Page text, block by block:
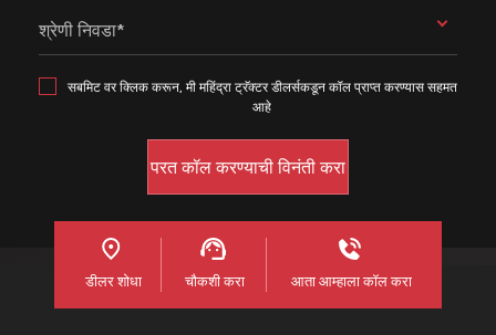
श्रेणी निवडा*
सबमिट वर क्लिक करून, मी महिंद्रा ट्रॅक्टर डीलर्सकडून कॉल प्राप्त करण्यास सहमत
आहे
डीलर शोधा चौकशी करा आता आम्हाला कॉल करा